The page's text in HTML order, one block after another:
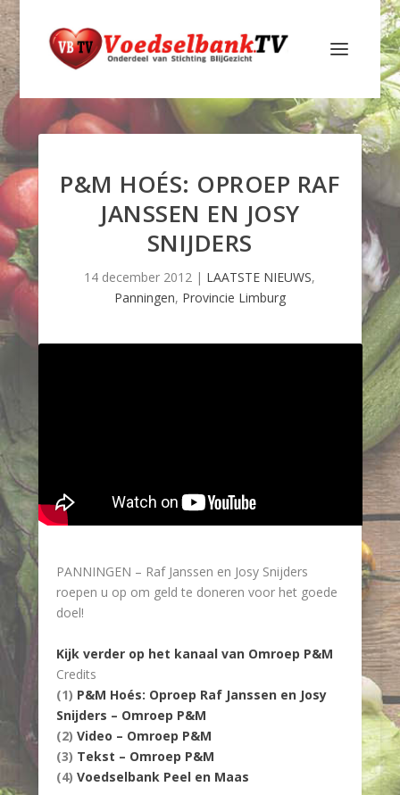
P&M HOÉS: OPROEP RAF
JANSSEN EN JOSY
SNIJDERS
14 december 2012 | LAATSTE NIEUWS,
Panningen, Provincie Limburg
PANNINGEN – Raf Janssen en Josy Snijders
roepen u op om geld te doneren voor het goede
doel!
Kijk verder op het kanaal van Omroep P&M
Credits
(1) P&M Hoés: Oproep Raf Janssen en Josy
Snijders – Omroep P&M
(2) Video – Omroep P&M
(3) Tekst – Omroep P&M
(4) Voedselbank Peel en Maas